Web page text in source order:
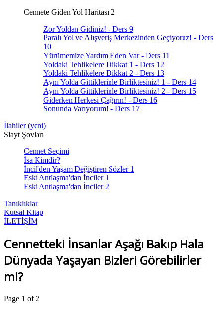
Cennete Giden Yol Haritası 2
Zor Yoldan Gidiniz! - Ders 9
Paralı Yol ve Alışveriş Merkezinden Geçiyoruz! - Ders
10
Yürümemize Yardım Eden Var - Ders 11
Yoldaki Tehlikelere Dikkat 1 - Ders 12
Yoldaki Tehlikelere Dikkat 2 - Ders 13
Aynı Yolda Gittiklerinle Birliktesiniz! 1 - Ders 14
Aynı Yolda Gittiklerinle Birliktesiniz! 2 - Ders 15
Giderken Herkesi Çağırın! - Ders 16
Sonunda Varıyorum! - Ders 17
İlahiler (yeni)
Slayt Şovları
Cennet Seçimi
İsa Kimdir?
İncil'den Yaşam Değiştiren Sözler 1
Eski Antlaşma'dan İnciler 1
Eski Antlaşma'dan İnciler 2
Tanıklıklar
Kutsal Kitap
İLETİŞİM
Cennetteki İnsanlar Aşağı Bakıp Hala
Dünyada Yaşayan Bizleri Görebilirler
mi?
Page 1 of 2